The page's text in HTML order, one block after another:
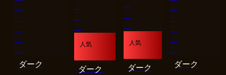
ダーク
人気
ダーク
人気
ダーク ダーク